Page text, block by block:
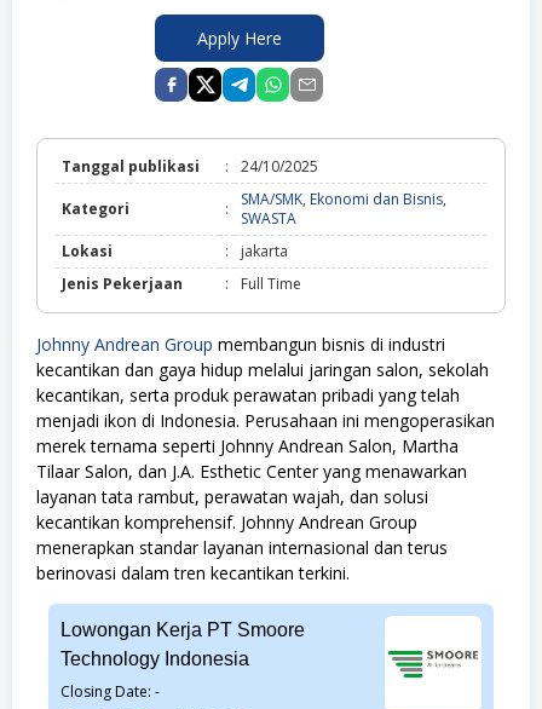
Apply Here
Tanggal publikasi : 24/10/2025
Kategori : SMA/SMK, Ekonomi dan Bisnis,
SWASTA
Ekonomi
Bisnis,
SWASTA
Lokasi :
jakarta
Jenis Pekerjaan
: Full Time
Johnny Andrean Group membangun bisnis di industri
kecantikan dan gaya hidup melalui jaringan salon, sekolah
kecantikan, serta produk perawatan pribadi yang telah
menjadi ikon di Indonesia. Perusahaan ini mengoperasikan
merek ternama seperti Johnny Andrean Salon, Martha
Tilaar Salon, dan J.A. Esthetic Center yang menawarkan
layanan tata rambut, perawatan wajah, dan solusi
kecantikan komprehensif. Johnny Andrean Group
menerapkan standar layanan internasional dan terus
berinovasi dalam tren kecantikan terkini.
Lowongan Kerja PT Smoore
Technology Indonesia
Closing Date: -